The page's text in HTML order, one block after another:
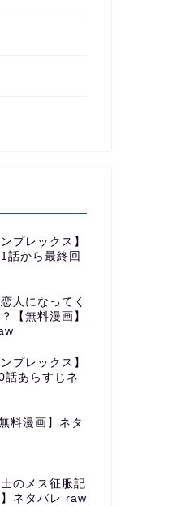
プレックス】
話から最終回
人になってく
【無料漫画】
プレックス】
話あらすじネ
料漫画】ネタ
のメス征服記
】ネタバレ raw